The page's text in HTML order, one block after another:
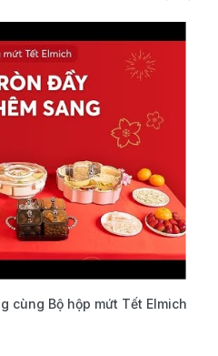
cùng Bộ hộp mứt Tết Elmich